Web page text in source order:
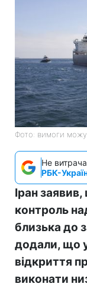
Фото: вимоги
Не
РБК-
Іран
контроль
близька до
додали, що
відкриття
виконати